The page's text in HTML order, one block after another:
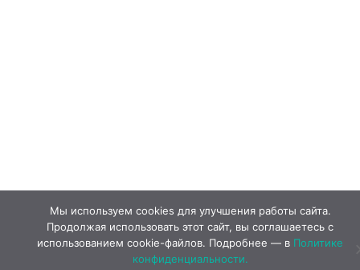
Мы используем cookies для улучшения работы сайта.
Продолжая использовать этот сайт, вы соглашаетесь с
использованием cookie-файлов. Подробнее — в Политике
конфиденциальности.